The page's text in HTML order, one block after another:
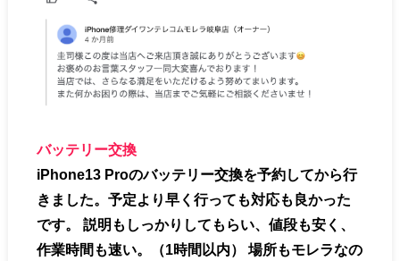
バッテリー交換
iPhone13 Proのバッテリー交換を予約してから行
きました。予定より早く行っても対応も良かった
です。 説明もしっかりしてもらい、値段も安く、
作業時間も速い。（1時間以内） 場所もモレラなの